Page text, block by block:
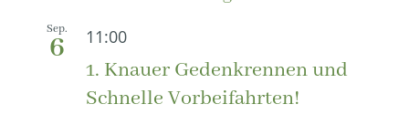
Sep.
6 11:00
1. Knauer Gedenkrennen und
Schnelle Vorbeifahrten!